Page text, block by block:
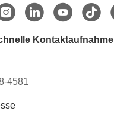
Kontaktaufnahme
4581